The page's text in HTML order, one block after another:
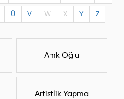
Ü V W X Y Z
Amk Oğlu
Artistlik Yapma